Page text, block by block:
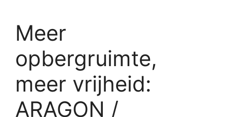
Meer
opbergruimte,
meer vrijheid:
ARAGON /